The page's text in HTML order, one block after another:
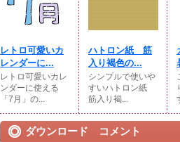
レトロ可愛いカ
レンダーに...
レトロ可愛いカレ
ンダーに使える
「7月」の...
ハトロン紙 筋
入り褐色の...
シンプルで使いや
すいハトロン紙
筋入り褐...
ダウンロード コメント